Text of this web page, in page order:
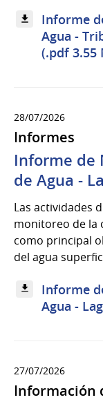
Informe
Agua -
(.pdf 3.55
28/07/2026
Informes
Informe de
de Agua -
Las actividades
monitoreo de la
como principal
del agua
Informe
Agua -
27/07/2026
Información